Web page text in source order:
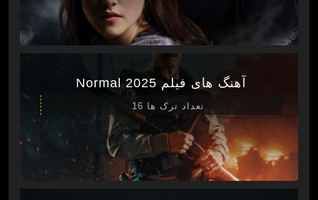
آهنگ های فیلم Normal 2025
تعداد ترک ها 16